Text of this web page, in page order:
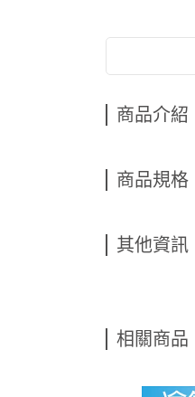
商品介紹
商品規格
其他資訊
相關商品